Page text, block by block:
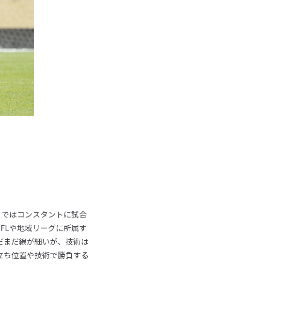
はコンスタントに試合
や地域リーグに所属す
だ線が細いが、技術は
位置や技術で勝負する